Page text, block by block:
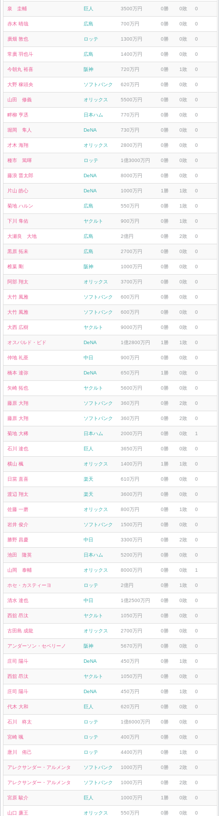
泉 圭輔 巨人 3500万円 0勝 0敗 0
赤木 晴哉 広島 700万円 0勝 0敗 0
廣畑 敦也 ロッテ 1300万円 0勝 0敗 0
常廣 羽也斗 広島 1400万円 0勝 0敗 0
今朝丸 裕喜 阪神 720万円 0勝 1敗 0
大野 稼頭央 ソフトバンク 620万円 0勝 0敗 0
山田 修義 オリックス 5500万円 0勝 0敗 0
畔柳 亨丞 日本ハム 770万円 0勝 0敗 0
堀岡 隼人 DeNA 730万円 0勝 0敗 0
才木 海翔 オリックス 2800万円 0勝 0敗 0
種市 篤暉 ロッテ 1億3000万円 0勝 0敗 0
藤浪 晋太郎 DeNA 8000万円 0勝 0敗 0
片山 皓心 DeNA 1000万円 1勝 1敗 0
菊地 ハルン 広島 550万円 0勝 1敗 0
下川 隼佑 ヤクルト 900万円 0勝 1敗 0
大瀬良 大地 広島 2億円 0勝 2敗 0
黒原 拓未 広島 2700万円 0勝 0敗 0
椎葉 剛 阪神 1000万円 0勝 0敗 0
阿部 翔太 オリックス 3700万円 0勝 0敗 0
大竹 風雅 ソフトバンク 600万円 0勝 0敗 0
大竹 風雅 ソフトバンク 600万円 0勝 0敗 0
大西 広樹 ヤクルト 9000万円 0勝 0敗 0
オスバルド・ビド DeNA 1億2800万円 1勝 1敗 0
仲地 礼亜 中日 900万円 0勝 0敗 0
橋本 達弥 DeNA 650万円 1勝 0敗 0
矢崎 拓也 ヤクルト 5600万円 0勝 0敗 0
藤原 大翔 ソフトバンク 360万円 0勝 2敗 0
藤原 大翔 ソフトバンク 360万円 0勝 2敗 0
菊地 大稀 日本ハム 2000万円 0勝 0敗 1
石川 達也 巨人 3650万円 0勝 0敗 0
横山 楓 オリックス 1400万円 1勝 1敗 0
日當 直喜 楽天 610万円 0勝 0敗 0
渡辺 翔太 楽天 3600万円 0勝 0敗 0
佐藤 一磨 オリックス 800万円 0勝 1敗 0
岩井 俊介 ソフトバンク 1500万円 0勝 0敗 0
勝野 昌慶 中日 3300万円 0勝 2敗 0
池田 隆英 日本ハム 5200万円 0勝 0敗 0
山岡 泰輔 オリックス 8000万円 0勝 0敗 1
ホセ・カスティーヨ ロッテ 2億円 0勝 1敗 0
清水 達也 中日 1億2500万円 0勝 0敗 0
西舘 昂汰 ヤクルト 1050万円 0勝 0敗 0
古田島 成龍 オリックス 2700万円 0勝 0敗 0
アンダーソン・セベリーノ 阪神 5670万円 0勝 0敗 0
庄司 陽斗 DeNA 450万円 0勝 1敗 0
西舘 昂汰 ヤクルト 1050万円 0勝 0敗 0
庄司 陽斗 DeNA 450万円 0勝 1敗 0
代木 大和 巨人 620万円 0勝 0敗 0
石川 柊太 ロッテ 1億6000万円 0勝 0敗 0
宮崎 颯 ロッテ 400万円 0勝 0敗 0
唐川 侑己 ロッテ 4400万円 0勝 1敗 0
アレクサンダー・アルメンタ ソフトバンク 1000万円 0勝 2敗 0
アレクサンダー・アルメンタ ソフトバンク 1000万円 0勝 2敗 0
宮原 駿介 巨人 1000万円 1勝 0敗 0
山口 廉王 オリックス 550万円 0勝 0敗 0